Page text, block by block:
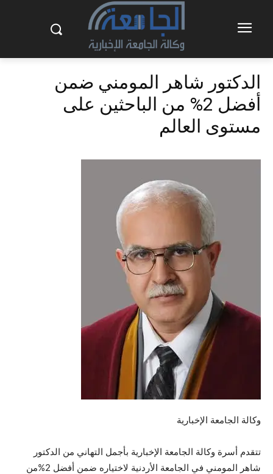
الدكتور شاهر المومني ضمن
أفضل 2% من الباحثين على
مستوى العالم
وكالة الجامعة الإخبارية
تتقدم أسرة وكالة الجامعة الإخبارية بأجمل التهاني من الدكتور
شاهر المومني في الجامعة الأردنية لاختياره ضمن أفضل 2%من